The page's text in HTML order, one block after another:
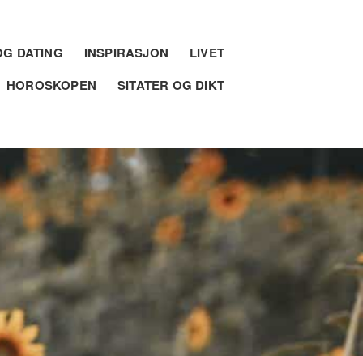
DATING INSPIRASJON
LIVET
HOROSKOPEN
SITATER OG DIKT